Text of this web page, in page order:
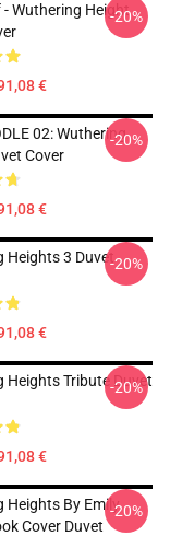
Wuthering Height
€
-20%
02: Wuthering
Cover
€
-20%
Heights 3 Duvet
€
-20%
Heights Tribute Duvet
€
-20%
Heights By Emily
Cover Duvet
-20%